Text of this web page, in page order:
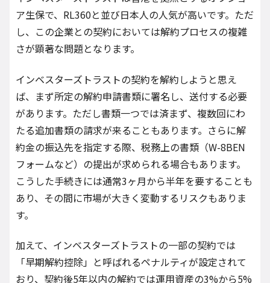
ア生保で、RL360と並び日本人の人気が高いです。ただ
し、この企業との契約においては解約プロセスの複雑
さが顕著な問題となります。
インベスターズトラストの契約を解約しようと思え
ば、まず所定の解約申請書類に署名し、送付する必要
があります。ただし書類一つでは済まず、複数回にわ
たる追加書類の請求が来ることもあります。さらに解
約金の振込先を指定する際、税務上の書類（W-8BEN
フォームなど）の提出が求められる場合もあります。
こうした手続きには通常3ヶ月から半年を要することも
あり、その間に市場が大きく変動するリスクもありま
す。
加えて、インベスターズトラストの一部の契約では
「早期解約控除」と呼ばれるペナルティが設定されて
おり、契約後5年以内の解約では運用資産の3%から5%